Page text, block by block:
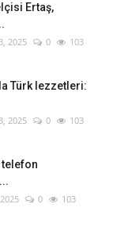
Ertaş,
2025 0 103
Türk lezzetleri:
2025 0 103
0 103